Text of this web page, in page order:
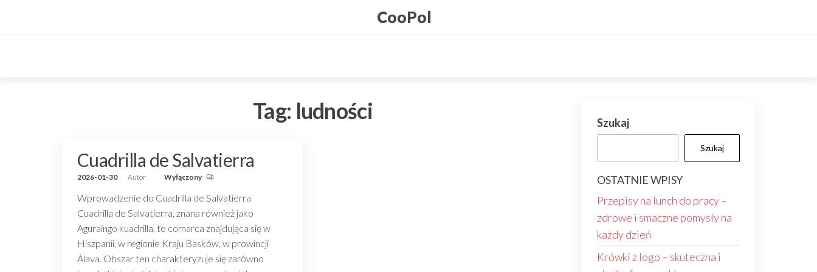
CooPol
Tag: ludności
Cuadrilla de Salvatierra
2026-01-30 Autor Wyłączony
Wprowadzenie do Cuadrilla de Salvatierra
Cuadrilla de Salvatierra, znana również jako
Aguraingo kuadrilla, to comarca znajdująca się w
Hiszpanii, w regionie Kraju Basków, w prowincji
Álava. Obszar ten charakteryzuje się zarówno
Szukaj
Szukaj
OSTATNIE WPISY
Przepisy na lunch do pracy –
zdrowe i smaczne pomysły na
każdy dzień
Krówki z logo – skuteczna i